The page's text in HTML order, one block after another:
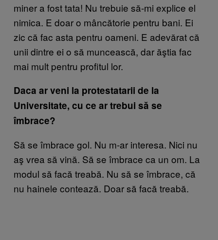
miner a fost tata! Nu trebuie să-mi explice el
nimica. E doar o mâncătorie pentru bani. Ei
zic că fac asta pentru oameni. E adevărat că
unii dintre ei o să muncească, dar ăştia fac
mai mult pentru profitul lor.
Daca ar veni la protestatarii de la
Universitate, cu ce ar trebui să se
îmbrace?
Să se îmbrace gol. Nu m-ar interesa. Nici nu
aş vrea să vină. Să se îmbrace ca un om. La
modul să facă treabă. Nu să se îmbrace, că
nu hainele contează. Doar să facă treabă.